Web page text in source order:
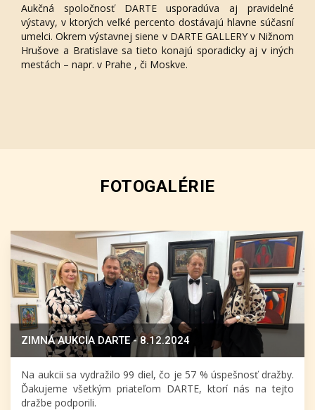
Aukčná spoločnosť DARTE usporadúva aj pravidelné
výstavy, v ktorých veľké percento dostávajú hlavne súčasní
umelci. Okrem výstavnej siene v DARTE GALLERY v Nižnom
Hrušove a Bratislave sa tieto konajú sporadicky aj v iných
mestách – napr. v Prahe , či Moskve.
FOTOGALÉRIE
ZIMNÁ AUKCIA DARTE - 8.12.2024
Na aukcii sa vydražilo 99 diel, čo je 57 % úspešnosť dražby.
Ďakujeme všetkým priateľom DARTE, ktorí nás na tejto
dražbe podporili.